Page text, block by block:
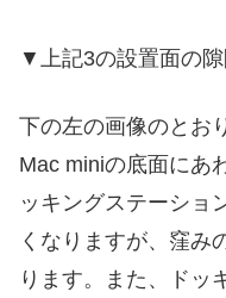
▼上記3の設置面の隙
下の左の画像のとお
Mac miniの底面にあ
ッキングステーショ
くなりますが、窪み
ります。また、ドッ